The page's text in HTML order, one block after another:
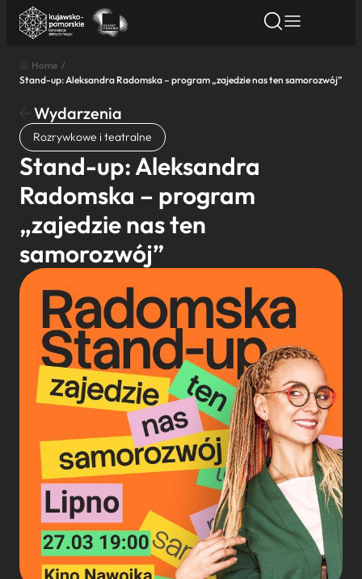
Znajdź atrakcję Znajdź artykuł Znajdź
Znajdź atrakcję
Nazwa atrakcji
Miasto
Kategoria
Wyszukaj
Home /
Stand-up: Aleksandra Radomska – program „zajedzie nas ten samorozwój”
Wydarzenia
Rozrywkowe i teatralne
Stand-up: Aleksandra
Radomska – program
„zajedzie nas ten
samorozwój”